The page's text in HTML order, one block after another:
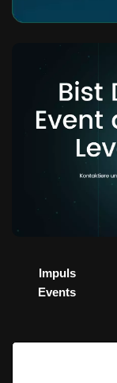
Impuls
Events